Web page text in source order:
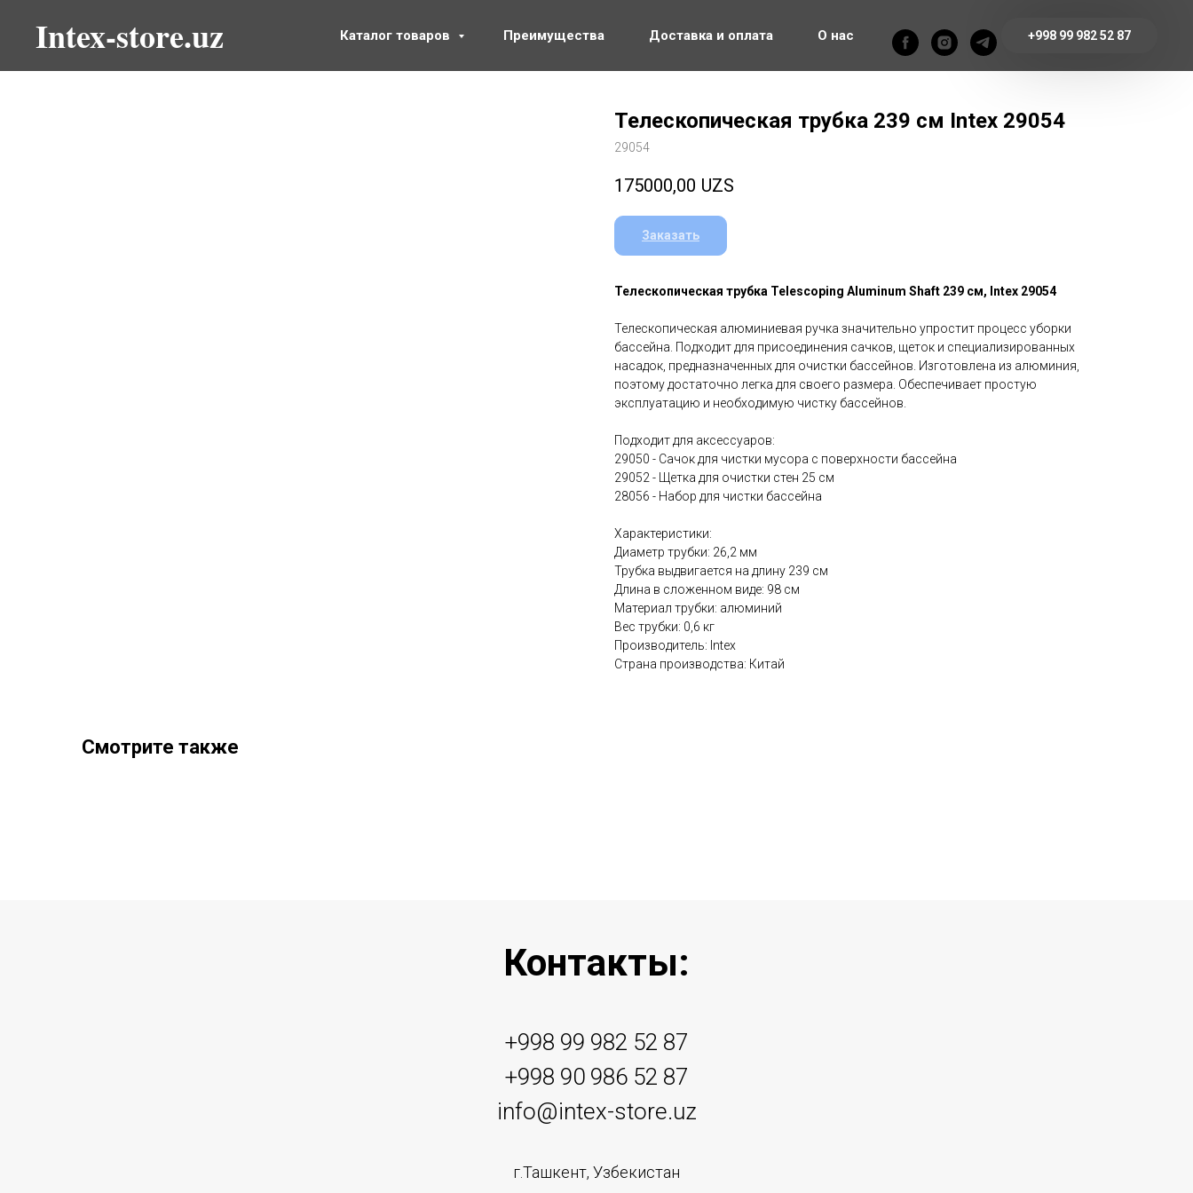
Intex-store.uz Каталог товаров Преимущества Доставка и оплата О нас +998 99 982 52 87
Телескопичеcкая трубка 239 см Intex 29054
29054
175000,00 UZS
Заказать
Телескопичеcкая трубка Telescoping Aluminum Shaft 239 см, Intex 29054
Телескопическая алюминиевая ручка значительно упростит процесс уборки
бассейна. Подходит для присоединения сачков, щеток и специализированных
насадок, предназначенных для очистки бассейнов. Изготовлена из алюминия,
поэтому достаточно легка для своего размера. Обеспечивает простую
эксплуатацию и необходимую чистку бассейнов.
Подходит для аксессуаров:
29050 - Сачок для чистки мусора с поверхности бассейна
29052 - Щетка для очистки стен 25 см
28056 - Набор для чистки бассейна
Характеристики:
Диаметр трубки: 26,2 мм
Трубка выдвигается на длину 239 см
Длина в сложенном виде: 98 см
Материал трубки: алюминий
Вес трубки: 0,6 кг
Производитель: Intex
Страна производства: Китай
Смотрите также
Контакты:
+998 99 982 52 87
+998 90 986 52 87
info@intex-store.uz
г.Ташкент, Узбекистан